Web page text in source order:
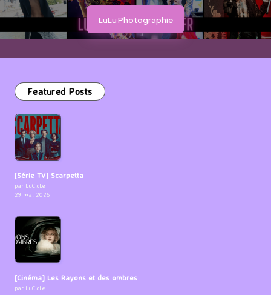
LuLu Photographie
Featured Posts
[Série TV] Scarpetta
par LuCioLe
29 mai 2026
[Cinéma] Les Rayons et des ombres
par LuCioLe